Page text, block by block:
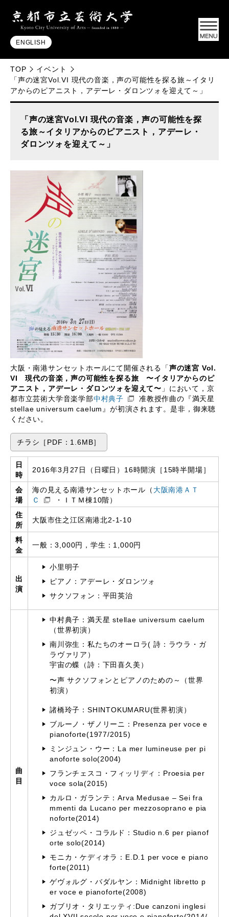
ENGLISH
TOP
イベント
「声の迷宮Vol.VI 現代の音楽，声の可能性を探る旅～イタリ
アからのピアニスト，アデーレ・ダロンツォを迎えて～」
「声の迷宮Vol.VI 現代の音楽，声の可能性を探
る旅～イタリアからのピアニスト，アデーレ・
ダロンツォを迎えて～」
大阪・南港サンセットホールにて開催される「 声の迷宮 Vol.
VI 現代の音楽，声の可能性を探る旅 〜イタリアからのピ
アニスト，アデーレ・ダロンツォを迎えて〜 」において，京
都市立芸術大学音楽学部中村典子
准教授作曲の『満天星
stellae universum caelum』が初演されます。是非，御来聴
ください。
チラシ［PDF：1.6MB］
日
時
2016年3月27日（日曜日）16時開演［15時半開場］
会
場
海の見える南港サンセットホール（ 大阪南港ＡＴ
Ｃ
・ＩＴＭ棟10階）
住
所
大阪市住之江区南港北2-1-10
料
金
一般：3,000円，学生：1,000円
出
演
小里明子
ピアノ：アデーレ・ダロンツォ
サクソフォン：平田英治
曲
目
中村典子：満天星 stellae universum caelum
（世界初演）
南川弥生：私たちのオーロラ( 詩：ラウラ・ガ
ラヴァリア）
宇宙の蝶（詩：下田喜久美）
〜声 サクソフォンとピアノのための～（世界
初演）
諸橋玲子：SHINTOKUMARU(世界初演）
ブルーノ・ザノリーニ：Presenza per voce e
pianoforte(1977/2015)
ミンジュン・ウー：La mer lumineuse per pi
anoforte solo(2004)
フランチェスコ・フィッリディ：Proesia per
voce sola(2015)
カルロ・ガランテ：Arva Medusae – Sei fra
mmenti da Lucano per mezzosoprano e pia
noforte(2014)
ジュゼッペ・コラルド：Studio n.6 per pianof
orte solo(2014)
モニカ・ケディオラ：E.D.1 per voce e piano
forte(2011)
ゲヴォルグ・バダルヤン：Midnight libretto p
er voce e pianoforte(2008)
ガブリオ・タリエッティ:Due canzoni inglesi